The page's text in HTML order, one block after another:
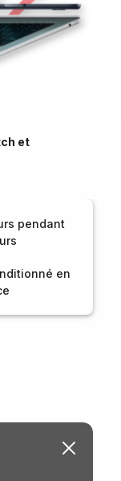
et
pendant
en